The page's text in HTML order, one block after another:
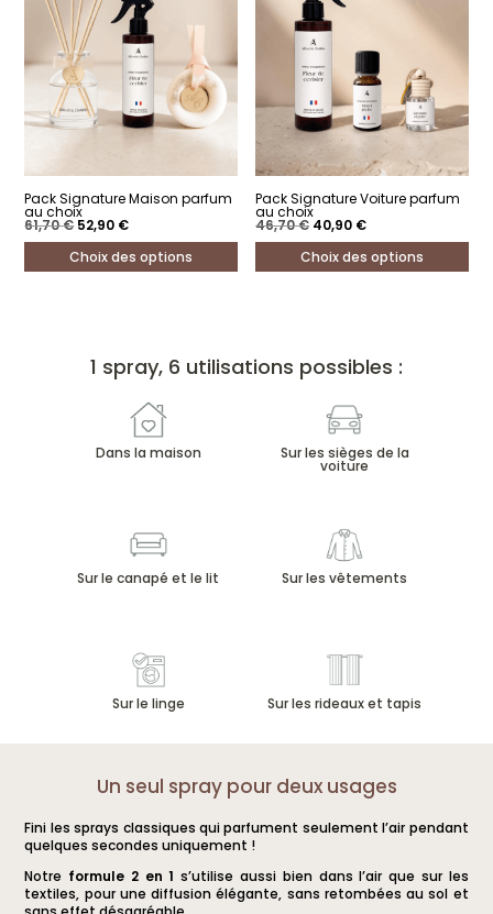
Pack Signature Maison parfum
au choix
61,70€ Le
prix
initial
était :
61,70 €.
52,90 €Le
actuel
est :
52,90 €.
Choix des options
Pack Signature Voiture parfum
au choix
46,70€ Le
prix
initial
était :
46,70 €.
40,90 €Le
actuel
est :
40,90 €.
Choix des options
plusieurs
options
1 spray, 6 utilisations possibles :
Dans la maison Sur les sièges de la
voiture
Sur le canapé et le lit Sur les vêtements
Sur le linge Sur les rideaux et tapis
Un seul spray pour deux usages
Fini les sprays classiques qui parfument seulement l’air pendant
quelques secondes uniquement !
Notre formule 2 en 1 s’utilise aussi bien dans l’air que sur les
textiles, pour une diffusion élégante, sans retombées au sol et